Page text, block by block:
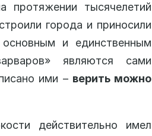
протяжении тысячелетий
города и приносили
и единственным
являются сами
ими – верить можно
действительно имел